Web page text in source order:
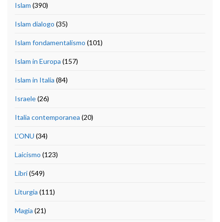
Islam (390)
Islam dialogo (35)
Islam fondamentalismo (101)
Islam in Europa (157)
Islam in Italia (84)
Israele(26)
Italia contemporanea (20)
L'ONU (34)
Laicismo (123)
Libri(549)
Liturgia (111)
Magia (21)